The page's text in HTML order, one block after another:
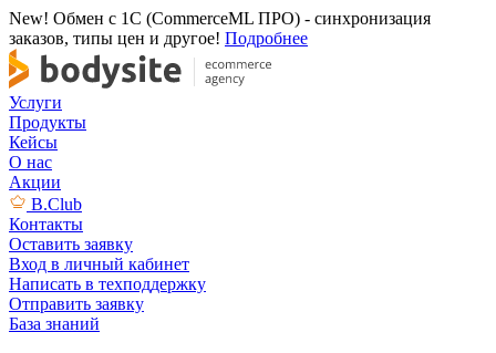
New! Обмен с 1С (CommerceML ПРО) - синхронизация
заказов, типы цен и другое! Подробнее
Услуги
Продукты
Кейсы
О нас
Акции
B.Club
Контакты
Оставить заявку
Вход в личный кабинет
Написать в техподдержку
Отправить заявку
База знаний